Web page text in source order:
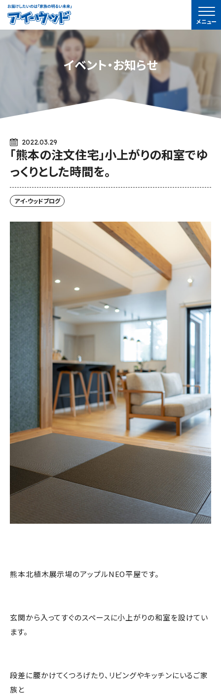
ア
イ-
ウ
メニュー
イベント・お知らせ
2022.03.29
「熊本の注文住宅」小上がりの和室でゆ
っくりとした時間を。
アイ-ウッドブログ
熊本北植木展示場のアップルNEO平屋です。
玄関から入ってすぐのスペースに小上がりの和室を設けてい
ます。
段差に腰かけてくつろげたり、リビングやキッチンにいるご家
族と